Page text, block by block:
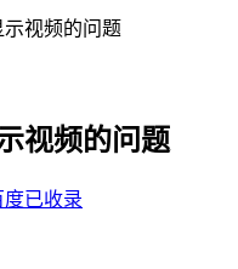
视频的问题
视频的问题
度已收录